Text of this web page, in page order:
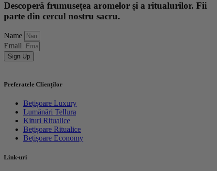
Descoperă frumusețea aromelor și a ritualurilor. Fii
parte din cercul nostru sacru.
Name
Email
Sign Up
Preferatele Clienților
Bețișoare Luxury
Lumânări Tellura
Kituri Ritualice
Bețișoare Ritualice
Bețișoare Economy
Link-uri